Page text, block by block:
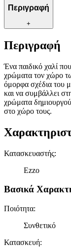
Περιγραφή
+
Περιγραφή
Ένα παιδικό χαλί
χρώματα τον χώρο
όμορφα σχέδια του
και να συμβάλλει
χρώματα
στο χώρο τους.
Κατασκευαστής:
Ezzo
Βασικά
Ποιότητα:
Συνθετικό
Κατασκευή: